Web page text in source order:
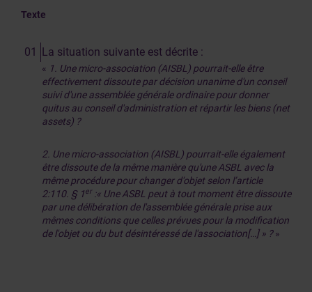
Texte
La situation suivante est décrite :
« 1. Une micro-association (AISBL) pourrait-elle être
effectivement dissoute par décision unanime d'un conseil
suivi d'une assemblée générale ordinaire pour donner
quitus au conseil d'administration et répartir les biens (net
assets) ?
2. Une micro-association (AISBL) pourrait-elle également
être dissoute de la même manière qu'une ASBL avec la
même procédure pour changer d'objet selon l’article
2:110. § 1er:« Une ASBL peut à tout moment être dissoute
par une délibération de l'assemblée générale prise aux
mêmes conditions que celles prévues pour la modification
de l'objet ou du but désintéressé de l'association[…] » ?»